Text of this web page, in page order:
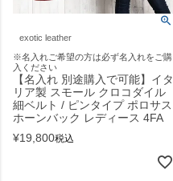
exotic leather
※名入れご希望の方は必ず名入れをご購
入ください
【名入れ 別途購入で可能】イタ
リア製 スモール クロコダイル
細ベルト / ピンタイプ ポロサス
ホーンバック レディース 4FA
¥19,800税込